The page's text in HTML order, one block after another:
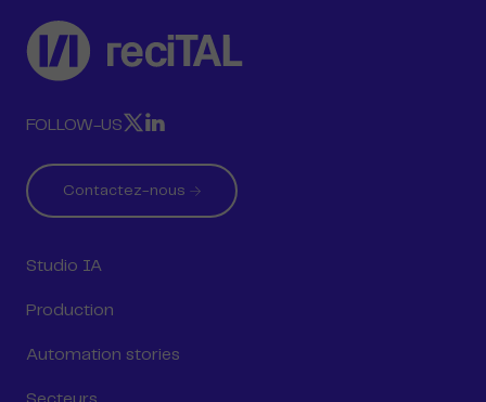
FOLLOW-USRECITAL
RECITAL
Contactez-nous
Studio IA
Production
Automation stories